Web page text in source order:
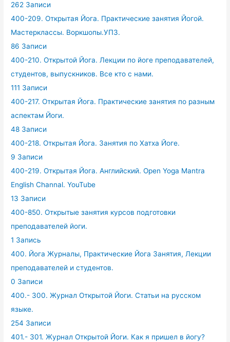
262 Записи
400-209. Открытая Йога. Практические занятия Йогой.
Мастерклассы. Воркшопы.УПЗ.
86 Записи
400-210. Открытой Йога. Лекции по йоге преподавателей,
студентов, выпускников. Все кто с нами.
111 Записи
400-217. Открытая Йога. Практические занятия по разным
аспектам Йоги.
48 Записи
400-218. Открытая Йога. Занятия по Хатха Йоге.
9 Записи
400-219. Открытая Йога. Английский. Open Yoga Mantra
English Channal. YouTube
13 Записи
400-850. Открытые занятия курсов подготовки
преподавателей йоги.
1 Запись
400. Йога Журналы, Практические Йога Занятия, Лекции
преподавателей и студентов.
0 Записи
400.- 300. Журнал Открытой Йоги. Статьи на русском
языке.
254 Записи
401.- 301. Журнал Открытой Йоги. Как я пришел в йогу?